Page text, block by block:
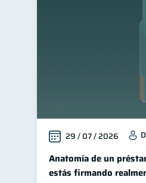
31
Finanzas para jóvenes
Finanzas familiares 25
Inclusión financiera 22
Bienestar financiero
29 / 07 / 2026
Anatomía de un
estás firmando